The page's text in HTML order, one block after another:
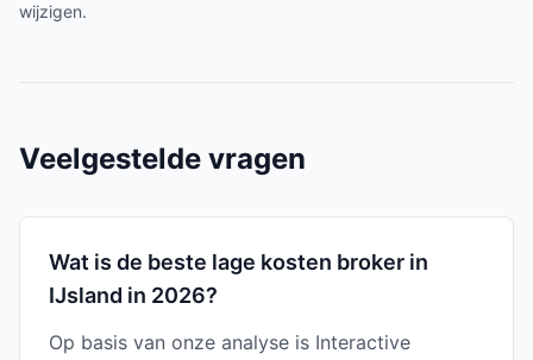
wijzigen.
Veelgestelde vragen
Wat is de beste lage kosten broker in
IJsland in 2026?
Op basis van onze analyse is Interactive